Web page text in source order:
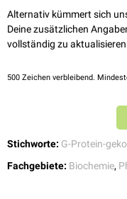
Alternativ kümmert sich
Deine zusätzlichen
vollständig zu
500 Zeichen verbleibend.
Stichworte: G-Protein-
Fachgebiete: Biochemie,